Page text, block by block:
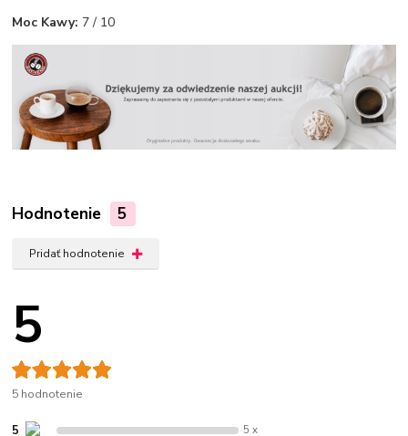
Moc Kawy: 7 / 10
Hodnotenie 5
Pridať hodnotenie
5
5 hodnotenie
5 5 x